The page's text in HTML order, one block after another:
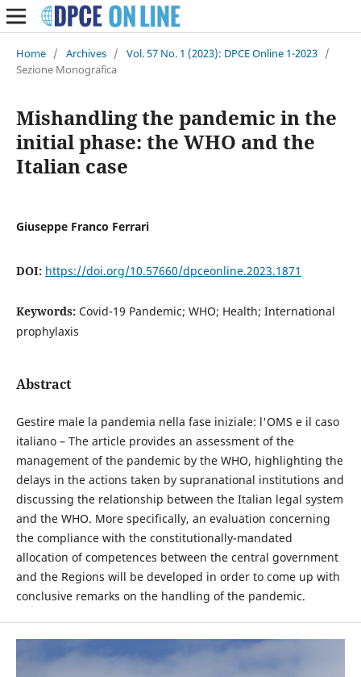
Home / Archives / Vol. 57 No. 1 (2023): DPCE Online 1-2023 /
Sezione Monografica
Mishandling the pandemic in the
initial phase: the WHO and the
Italian case
Giuseppe Franco Ferrari
DOI: https://doi.org/10.57660/dpceonline.2023.1871
Keywords: Covid-19 Pandemic; WHO; Health; International
prophylaxis
Abstract
Gestire male la pandemia nella fase iniziale: l'OMS e il caso
italiano – The article provides an assessment of the
management of the pandemic by the WHO, highlighting the
delays in the actions taken by supranational institutions and
discussing the relationship between the Italian legal system
and the WHO. More specifically, an evaluation concerning
the compliance with the constitutionally-mandated
allocation of competences between the central government
and the Regions will be developed in order to come up with
conclusive remarks on the handling of the pandemic.